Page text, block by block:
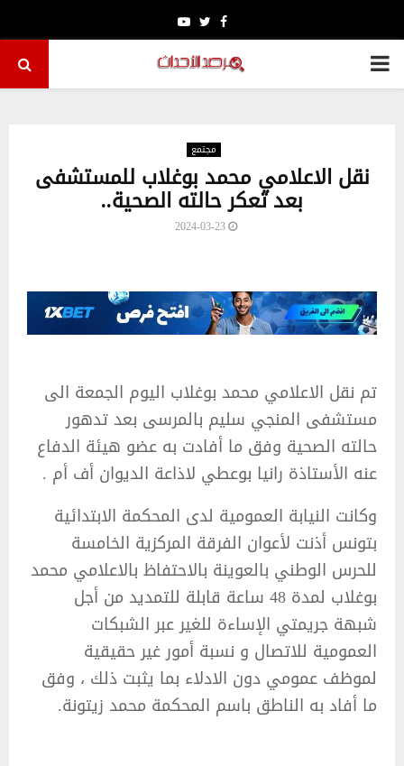
Facebook
Twitter
Youtube
PRIMARY
مجتمع
نقل الاعلامي محمد بوغلاب للمستشفى
بعد تعكر حالته الصحية..
2024-03-23
تم نقل الاعلامي محمد بوغلاب اليوم الجمعة الى
مستشفى المنجي سليم بالمرسى بعد تدهور
حالته الصحية وفق ما أفادت به عضو هيئة الدفاع
عنه الأستاذة رانيا بوعطي لاذاعة الديوان أف أم .
وكانت النيابة العمومية لدى المحكمة الابتدائية
بتونس أذنت لأعوان الفرقة المركزية الخامسة
للحرس الوطني بالعوينة بالاحتفاظ بالاعلامي محمد
بوغلاب لمدة 48 ساعة قابلة للتمديد من أجل
شبهة جريمتي الإساءة للغير عبر الشبكات
العمومية للاتصال و نسبة أمور غير حقيقية
لموظف عمومي دون الادلاء بما يثبت ذلك ، وفق
ما أفاد به الناطق باسم المحكمة محمد زيتونة.